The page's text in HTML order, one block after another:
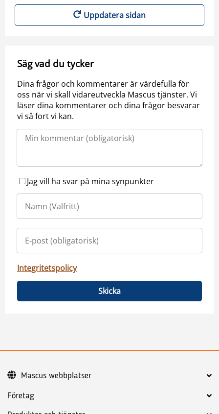
Uppdatera sidan
Säg vad du tycker
Dina frågor och kommentarer är värdefulla för
oss när vi skall vidareutveckla Mascus tjänster. Vi
läser dina kommentarer och dina frågor besvarar
vi så fort vi kan.
Jag vill ha svar på mina synpunkter
Integritetspolicy
Skicka
Företag
Mascus webbplatser